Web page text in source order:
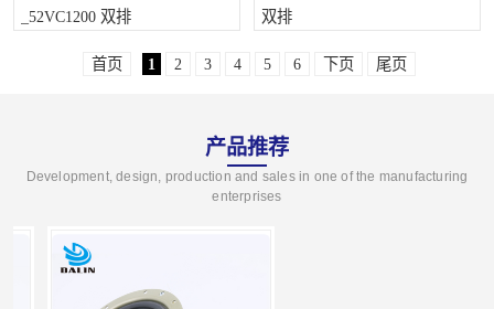
_52VC1200 双排
双排
首页 1 2 3 4 5 6 下页 尾页
产品推荐
Development, design, production and sales in one of the manufacturing
enterprises